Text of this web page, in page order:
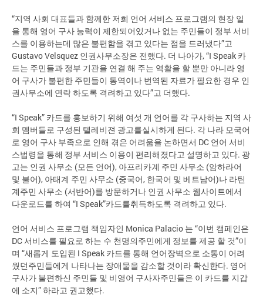
“지역 사회 대표들과 함께한 저희 언어 서비스 프로그램의 현장 일
을 통해 영어 구사 능력이 제한되어있거나 없는 주민들이 정부 서비
스를 이용하는데 많은 불편함을 겪고 있다는 점을 드러냈다”고
Gustavo Velsquez 인권사무소장은 전했다. 더 나아가, “I Speak 카
드는 주민들과 정부 기관을 연결 해 주는 역활을 할 뿐만 아니라 영
어 구사가 불편한 주민들이 통역이나 번역된 자료가 필요한 경우 인
권사무소에 연락 하도록 격려하고 있다”고 더했다.
“I Speak” 카드를 홍보하기 위해 여섯 개 언어를 각 구사하는 지역 사
회 멤버들로 구성된 텔레비젼 광고를실시하게 된다. 각 나라 모국어
로 영어 구사 부족으로 인해 겪은 어려움을 논하면서 DC 언어 서비
스법령을 통해 정부 서비스 이용이 편리해졌다고 설명하고 있다. 광
고는 인권 사무소 (모든 언어), 아프리카계 주민 사무소 (암하라어
및 불어), 아태계 주민 사무소 (중국어, 한국어 및 베트남어)나 라틴
계주민 사무소 (서반어)를 방문하거나 인권 사무소 웹사이트에서
다운로드를 하여 “I Speak”카드를취득하도록 격려하고 있다.
언어 서비스 프로그램 책임자인 Monica Palacio 는 “이번 캠페인은
DC 서비스를 필요로 하는 수 천명의주민에게 정보를 제공 할 것”이
며 “새롭게 도입된 I Speak 카드를 통해 언어장벽으로 소통이 어려
웠던주민들에게 나타나는 장애물을 감소할 것이라 확신한다. 영어
구사가 불편하신 주민들 및 비영어 구사자주민들은 이 카드를 지갑
에 소지” 하라고 권고했다.